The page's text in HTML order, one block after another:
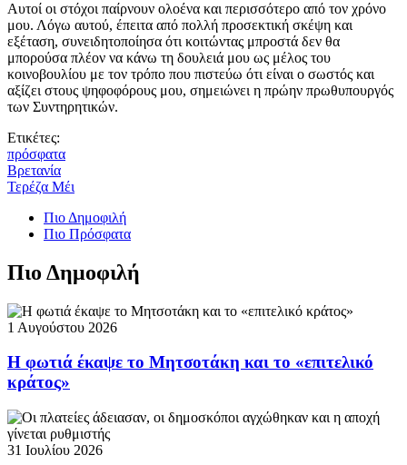
Αυτοί οι στόχοι παίρνουν ολοένα και περισσότερο από τον χρόνο
μου. Λόγω αυτού, έπειτα από πολλή προσεκτική σκέψη και
εξέταση, συνειδητοποίησα ότι κοιτώντας μπροστά δεν θα
μπορούσα πλέον να κάνω τη δουλειά μου ως μέλος του
κοινοβουλίου με τον τρόπο που πιστεύω ότι είναι ο σωστός και
αξίζει στους ψηφοφόρους μου, σημειώνει η πρώην πρωθυπουργός
των Συντηρητικών.
Ετικέτες:
πρόσφατα
Βρετανία
Τερέζα Μέι
Πιο Δημοφιλή
Πιο Πρόσφατα
Πιο Δημοφιλή
1 Αυγούστου 2026
Η φωτιά έκαψε το Μητσοτάκη και το «επιτελικό
κράτος»
31 Ιουλίου 2026